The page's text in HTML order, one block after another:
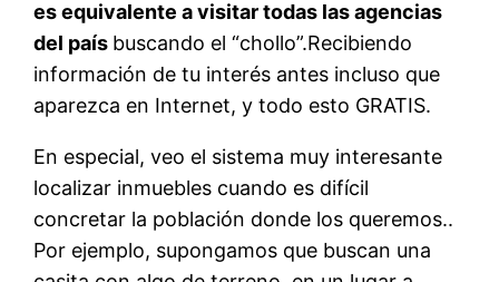
es equivalente a visitar todas las agencias
del país buscando el “chollo”.Recibiendo
información de tu interés antes incluso que
aparezca en Internet, y todo esto GRATIS.
En especial, veo el sistema muy interesante
localizar inmuebles cuando es difícil
concretar la población donde los queremos..
Por ejemplo, supongamos que buscan una